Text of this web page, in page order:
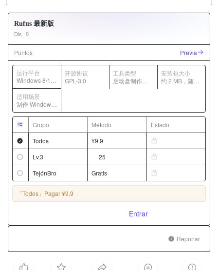
Rufus 最新版
Dls 0
Puntos Previa
运行平台
Windows 8/10/
11
开源协议
GPL-3.0
工具类型
启动盘制作工
安装包大小
约 2 MB，随版
适用场景
制作 Windows/
Linux 启动 U
盘
Grupo Método
Estado
Todos
¥9.9
Lv.3
25
TejónBro
Gratis
「Todos」 Pagar ¥9.9
Entrar
Reportar